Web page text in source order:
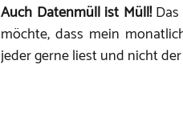
Auch Datenmüll ist Müll!
möchte, dass mein
jeder gerne liest und nicht